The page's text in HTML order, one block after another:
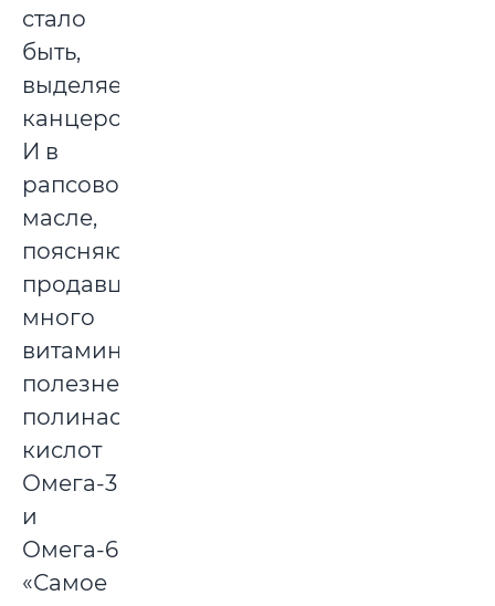
стало
быть,
выделяет
канцерогенов.
И в
рапсовом
масле,
поясняют
продавцы,
много
витаминов,
полезнейших
полинасыщенных
кислот
Омега-3
и
Омега-6.
«Самое